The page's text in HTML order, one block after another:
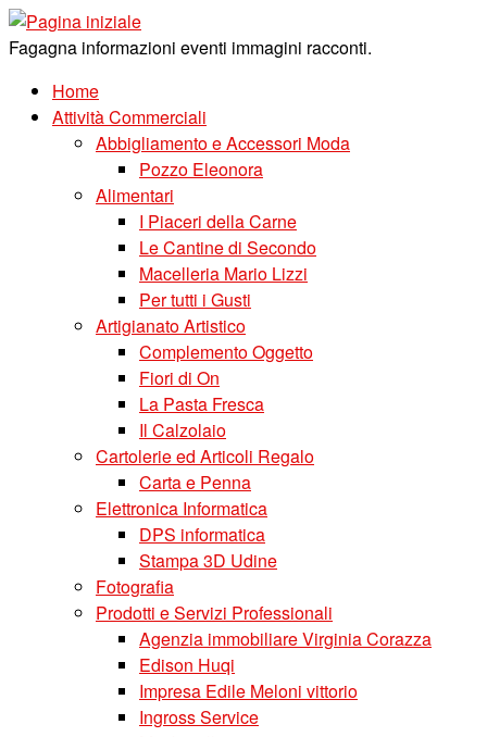
Skip
to
Fagagna informazioni eventi immagini racconti.
Home
Attività Commerciali
Abbigliamento e Accessori Moda
Pozzo Eleonora
Alimentari
I Piaceri della Carne
Le Cantine di Secondo
Macelleria Mario Lizzi
Per tutti i Gusti
Artigianato Artistico
Complemento Oggetto
Fiori di On
La Pasta Fresca
Il Calzolaio
Cartolerie ed Articoli Regalo
Carta e Penna
Elettronica Informatica
DPS informatica
Stampa 3D Udine
Fotografia
Prodotti e Servizi Professionali
Agenzia immobiliare Virginia Corazza
Edison Huqi
Impresa Edile Meloni vittorio
Ingross Service